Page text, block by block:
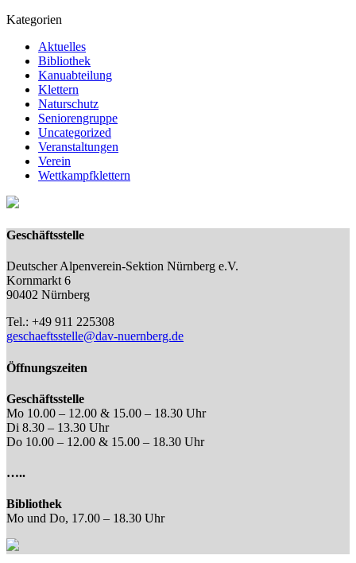
Kategorien
Aktuelles
Bibliothek
Kanuabteilung
Klettern
Naturschutz
Seniorengruppe
Uncategorized
Veranstaltungen
Verein
Wettkampfklettern
Geschäftsstelle
Deutscher Alpenverein-Sektion Nürnberg e.V.
Kornmarkt 6
90402 Nürnberg
Tel.: +49 911 225308
geschaeftsstelle@dav-nuernberg.de
Öffnungszeiten
Geschäftsstelle
Mo 10.00 – 12.00 & 15.00 – 18.30 Uhr
Di 8.30 – 13.30 Uhr
Do 10.00 – 12.00 & 15.00 – 18.30 Uhr
…..
Bibliothek
Mo und Do, 17.00 – 18.30 Uhr